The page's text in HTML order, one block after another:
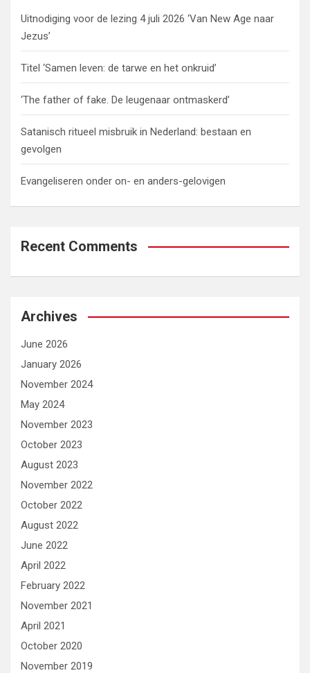
Uitnodiging voor de lezing 4 juli 2026 ‘Van New Age naar
Jezus’
Titel ‘Samen leven: de tarwe en het onkruid’
‘The father of fake. De leugenaar ontmaskerd’
Satanisch ritueel misbruik in Nederland: bestaan en
gevolgen
Evangeliseren onder on- en anders-gelovigen
Recent Comments
Archives
June 2026
January 2026
November 2024
May 2024
November 2023
October 2023
August 2023
November 2022
October 2022
August 2022
June 2022
April 2022
February 2022
November 2021
April 2021
October 2020
November 2019